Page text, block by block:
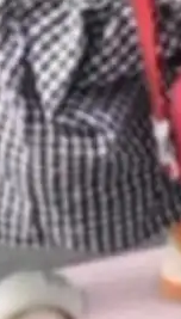
走
浅
道
或
个
台
密
项
暴